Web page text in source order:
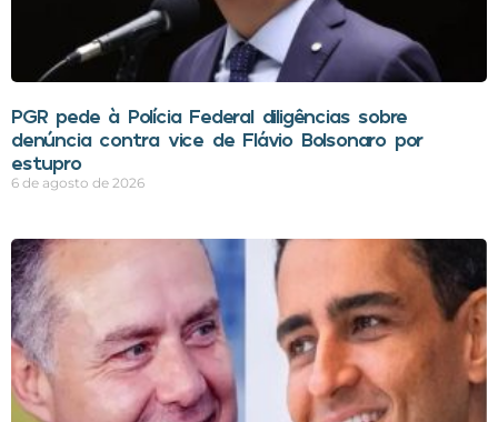
PGR pede à Polícia Federal diligências sobre
denúncia contra vice de Flávio Bolsonaro por
estupro
6 de agosto de 2026